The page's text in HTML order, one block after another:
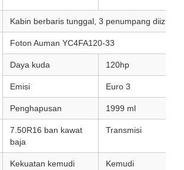
Kabin berbaris tunggal, 3 penumpang
Foton Auman YC4FA120-33
Daya kuda 120hp
Emisi Euro 3
Penghapusan 1999 ml
7.50R16 ban kawat
baja
Transmisi
Kekuatan kemudi
Kemudi